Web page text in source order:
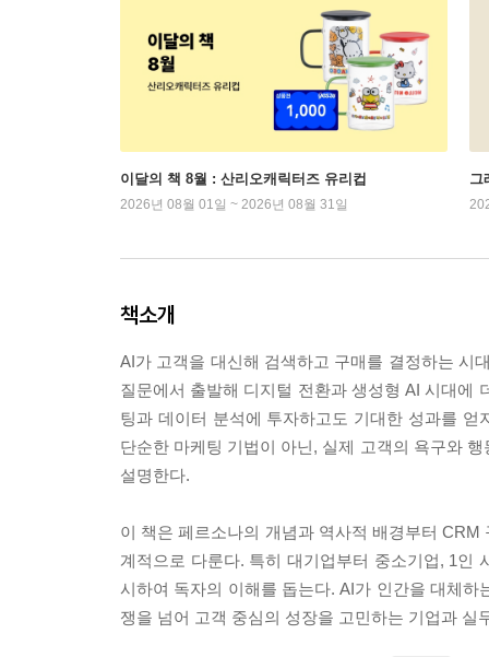
이달의 책 8월 : 산리오캐릭터즈 유리컵
2026년 08월 01일 ~ 2026년 08월 31일
그
책소개
AI가 고객을 대신해 검색하고 구매를 결정하는 시
질문에서 출발해 디지털 전환과 생성형 AI 시대에
팅과 데이터 분석에 투자하고도 기대한 성과를
단순한 마케팅 기법이 아닌, 실제 고객의 욕구와
설명한다.
이 책은 페르소나의 개념과 역사적 배경부터
계적으로 다룬다. 특히 대기업부터 중소기업, 1인
시하여 독자의 이해를 돕는다. AI가 인간을 대체
쟁을 넘어 고객 중심의 성장을 고민하는 기업과